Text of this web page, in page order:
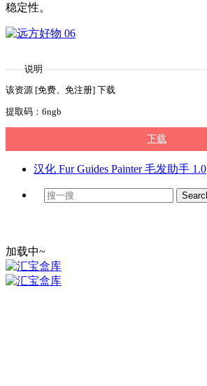
稳定性。
说明
该资源 [免费、免注册] 下载
提取码：6ngb
下载
汉化 Fur Guides Painter 毛发助手 1.0
加载中~